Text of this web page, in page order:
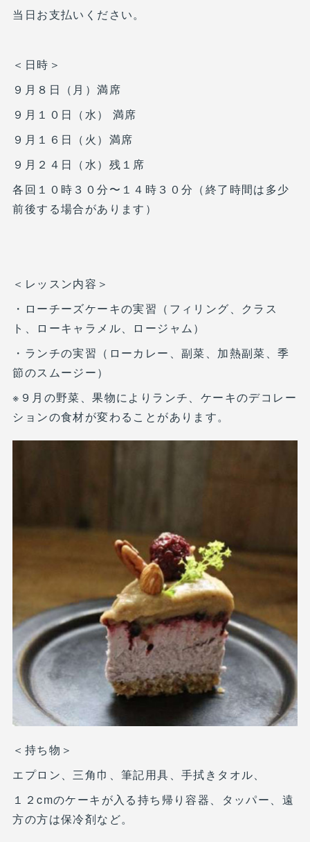
当日お支払いください。
＜日時＞
９月８日（月）満席
９月１０日（水） 満席
９月１６日（火）満席
９月２４日（水）残１席
各回１０時３０分〜１４時３０分（終了時間は多少
前後する場合があります）
＜レッスン内容＞
・ローチーズケーキの実習（フィリング、クラス
ト、ローキャラメル、ロージャム）
・ランチの実習（ローカレー、副菜、加熱副菜、季
節のスムージー）
※９月の野菜、果物によりランチ、ケーキのデコレー
ションの食材が変わることがあります。
＜持ち物＞
エプロン、三角巾、筆記用具、手拭きタオル、
１２cmのケーキが入る持ち帰り容器、タッパー、遠
方の方は保冷剤など。